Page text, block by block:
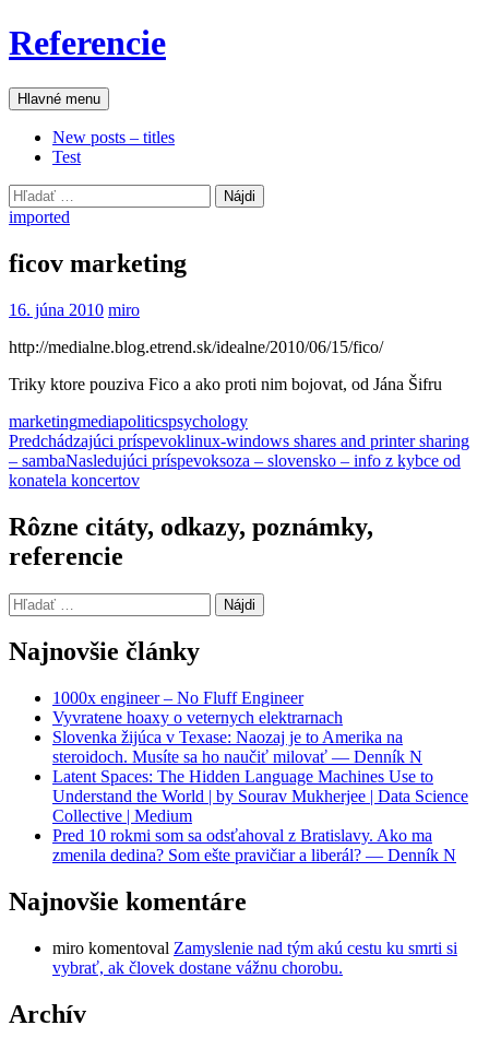
Preskočiť
na
Referencie
Hľadať
Hlavné menu
New posts – titles
Test
Hľadať:
imported
ficov marketing
16. júna 2010 miro
http://medialne.blog.etrend.sk/idealne/2010/06/15/fico/
Triky ktore pouziva Fico a ako proti nim bojovat, od Jána Šifru
marketingmediapoliticspsychology
Navigácia
článkami
Predchádzajúci príspevoklinux-windows shares and printer sharing
– sambaNasledujúci príspevoksoza – slovensko – info z kybce od
konatela koncertov
Rôzne citáty, odkazy, poznámky,
referencie
Hľadať:
Najnovšie články
1000x engineer – No Fluff Engineer
Vyvratene hoaxy o veternych elektrarnach
Slovenka žijúca v Texase: Naozaj je to Amerika na
steroidoch. Musíte sa ho naučiť milovať — Denník N
Latent Spaces: The Hidden Language Machines Use to
Understand the World | by Sourav Mukherjee | Data Science
Collective | Medium
Pred 10 rokmi som sa odsťahoval z Bratislavy. Ako ma
zmenila dedina? Som ešte pravičiar a liberál? — Denník N
Najnovšie komentáre
miro komentoval Zamyslenie nad tým akú cestu ku smrti si
vybrať, ak človek dostane vážnu chorobu.
Archív